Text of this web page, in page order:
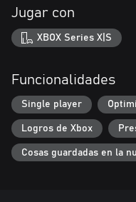
psicótico Hombretijera.
- Arte 2D atmosférico,
efectos de sonido que
«point-and-click».
rejugabilidad (y los sustos
canciones temáticas
Emi Evans.
- Incluye una galería de
entrevistas con los
guardado y otras modernas
Jugar con
XBOX Series X|S
Funcionalidades
Single player
Logros de Xbox
Cosas guardadas en la